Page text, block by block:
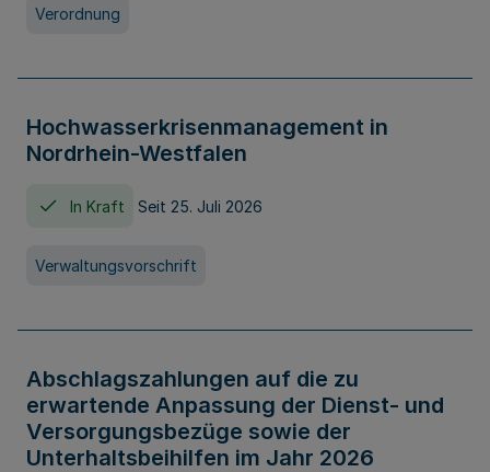
Verordnung
Hochwasserkrisenmanagement in
Nordrhein-Westfalen
In Kraft Seit 25. Juli 2026
Verwaltungsvorschrift
Abschlagszahlungen auf die zu
erwartende Anpassung der Dienst- und
Versorgungsbezüge sowie der
Unterhaltsbeihilfen im Jahr 2026